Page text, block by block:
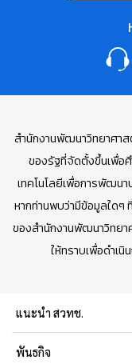
สำนักงานพัฒนาวิทยาศาส
ของรัฐที่จัดตั้งขึ้นเพื่อ
เทคโนโลยีเพื่อการพัฒนา
หากท่านพบว่ามีข้อมูลใด
ของสำนักงานพัฒนาวิทยา
ให้ทราบเพื่อดำเ
แนะนำ สวทช.
พันธกิจ